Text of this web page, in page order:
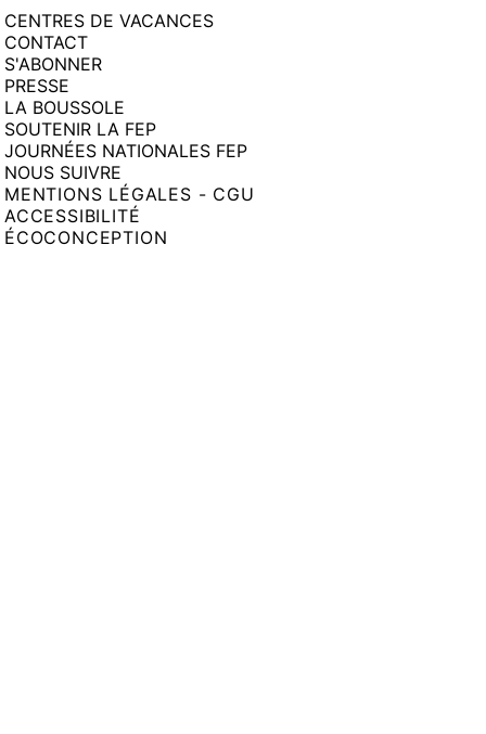
CENTRES DE VACANCES
CONTACT
S'ABONNER
PRESSE
LA BOUSSOLE
SOUTENIR LA FEP
JOURNÉES NATIONALES FEP
NOUS SUIVRE
MENTIONS LÉGALES - CGU
ACCESSIBILITÉ
ÉCOCONCEPTION